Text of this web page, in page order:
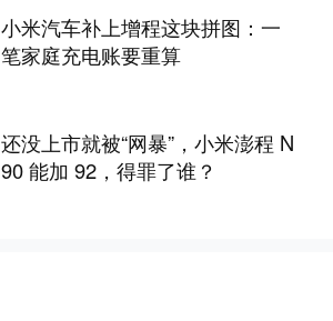
小米汽车补上增程这块拼图：一
笔家庭充电账要重算
还没上市就被“网暴”，小米澎程 N
90 能加 92，得罪了谁？